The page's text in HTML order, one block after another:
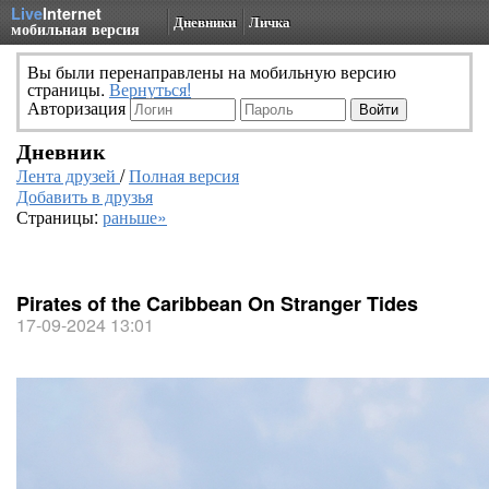
LiveInternet
мобильная версия Дневники Личка
Вы были перенаправлены на мобильную версию
страницы. Вернуться!
Авторизация
Дневник
Лента друзей /Полная версия
Добавить в друзья
Страницы: раньше»
Pirates of the Caribbean On Stranger Tides
17-09-2024 13:01